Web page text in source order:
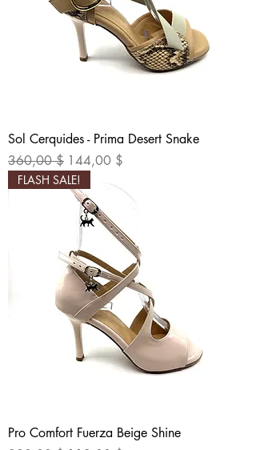
Sol Cerquides - Prima Desert Snake
Standardpreis
360,00 $ Sale-Preis
144,00 $
FLASH SALE!
Pro Comfort Fuerza Beige Shine